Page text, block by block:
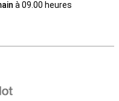
à 09.00 heures